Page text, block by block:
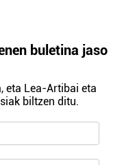
buletina jaso
eta Lea-Artibai eta
biltzen ditu.